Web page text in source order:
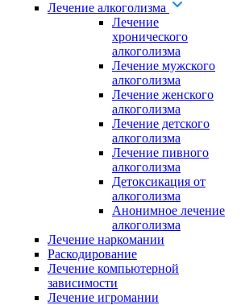
Лечение алкоголизма
Лечение
хронического
алкоголизма
Лечение мужского
алкоголизма
Лечение женского
алкоголизма
Лечение детского
алкоголизма
Лечение пивного
алкоголизма
Детоксикация от
алкоголизма
Анонимное лечение
алкоголизма
Лечение наркомании
Раскодирование
Лечение компьютерной
зависимости
Лечение игромании